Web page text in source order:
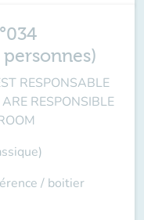
RESPONSABLE
RESPONSIBLE
/ boitier